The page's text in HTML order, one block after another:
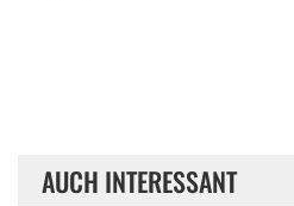
AUCH INTERESSANT